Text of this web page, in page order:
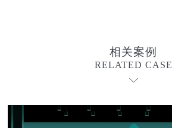
相关案例
RELATED CASE